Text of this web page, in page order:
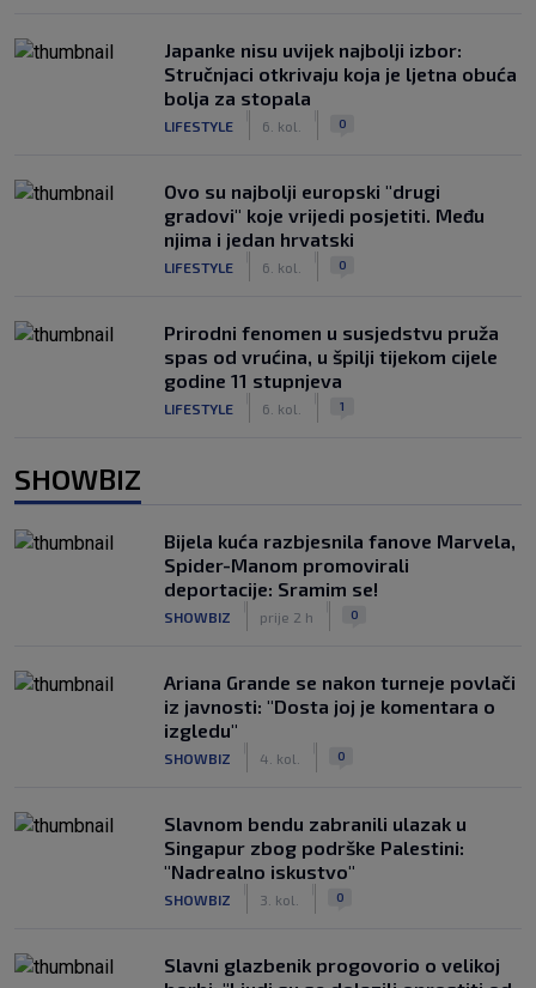
Japanke nisu uvijek najbolji izbor:
Stručnjaci otkrivaju koja je ljetna obuća
bolja za stopala
LIFESTYLE 6. kol. 0
Ovo su najbolji europski "drugi
gradovi" koje vrijedi posjetiti. Među
njima i jedan hrvatski
LIFESTYLE 6. kol. 0
Prirodni fenomen u susjedstvu pruža
spas od vrućina, u špilji tijekom cijele
godine 11 stupnjeva
LIFESTYLE 6. kol. 1
SHOWBIZ
Bijela kuća razbjesnila fanove Marvela,
Spider-Manom promovirali
deportacije: Sramim se!
SHOWBIZ prije 2 h 0
Ariana Grande se nakon turneje povlači
iz javnosti: "Dosta joj je komentara o
izgledu"
SHOWBIZ 4. kol. 0
Slavnom bendu zabranili ulazak u
Singapur zbog podrške Palestini:
"Nadrealno iskustvo"
SHOWBIZ 3. kol. 0
Slavni glazbenik progovorio o velikoj